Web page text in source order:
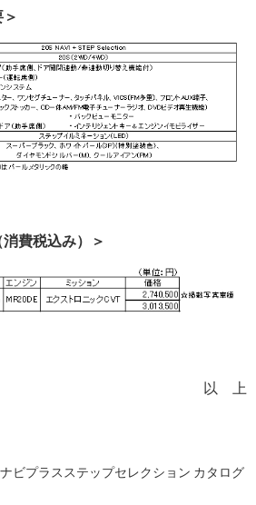
費税込み）＞
以 上
ビプラスステップセレクション カタログ